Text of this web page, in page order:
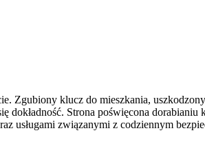
Zgubiony klucz do mieszkania,
Strona poświęcona dorabianiu
usługami związanymi z codziennym